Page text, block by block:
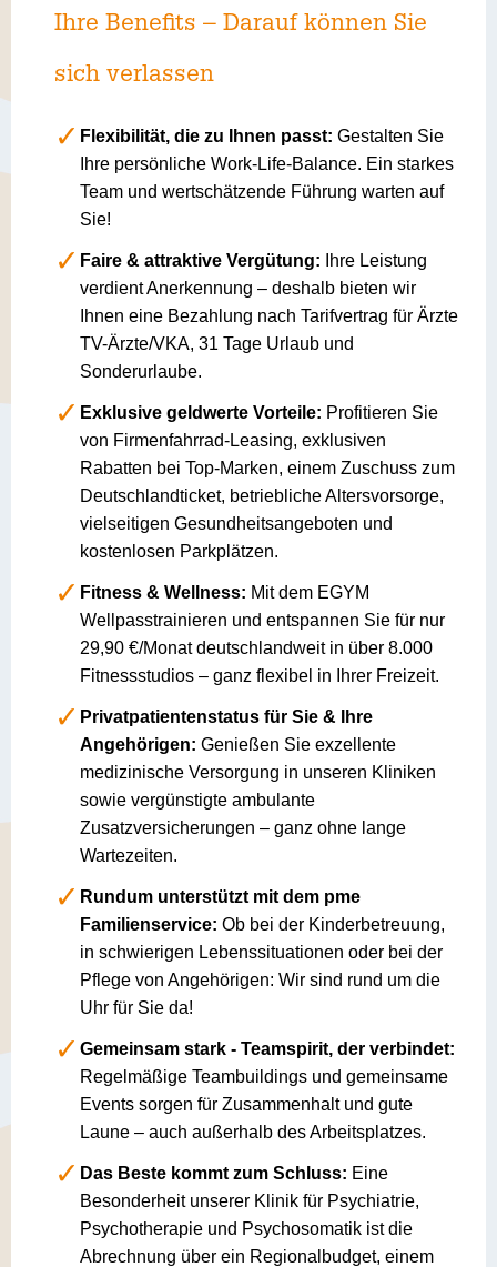
Ihre Benefits – Darauf können Sie
sich verlassen
Flexibilität, die zu Ihnen passt: Gestalten Sie
Ihre persönliche Work-Life-Balance. Ein starkes
Team und wertschätzende Führung warten auf
Sie!
Faire & attraktive Vergütung:
Ihre Leistung
verdient Anerkennung – deshalb bieten wir
Ihnen eine Bezahlung nach Tarifvertrag für Ärzte
TV-Ärzte/VKA, 31 Tage Urlaub und
Sonderurlaube.
Exklusive geldwerte Vorteile: Profitieren Sie
von Firmenfahrrad-Leasing, exklusiven
Rabatten bei Top-Marken, einem Zuschuss zum
Deutschlandticket, betriebliche Altersvorsorge,
vielseitigen Gesundheitsangeboten und
kostenlosen Parkplätzen.
Fitness & Wellness: Mit dem EGYM
Wellpasstrainieren und entspannen Sie für nur
29,90 €/Monat deutschlandweit in über 8.000
Fitnessstudios – ganz flexibel in Ihrer Freizeit.
Privatpatientenstatus für Sie & Ihre
Angehörigen: Genießen Sie exzellente
medizinische Versorgung in unseren Kliniken
sowie vergünstigte ambulante
Zusatzversicherungen – ganz ohne lange
Wartezeiten.
Rundum unterstützt mit dem pme
Familienservice: Ob bei der Kinderbetreuung,
in schwierigen Lebenssituationen oder bei der
Pflege von Angehörigen: Wir sind rund um die
Uhr für Sie da!
Gemeinsam stark - Teamspirit, der verbindet:
Regelmäßige Teambuildings und gemeinsame
Events sorgen für Zusammenhalt und gute
Laune – auch außerhalb des Arbeitsplatzes.
Das Beste kommt zum Schluss: Eine
Besonderheit unserer Klinik für Psychiatrie,
Psychotherapie und Psychosomatik ist die
Abrechnung über ein Regionalbudget, einem